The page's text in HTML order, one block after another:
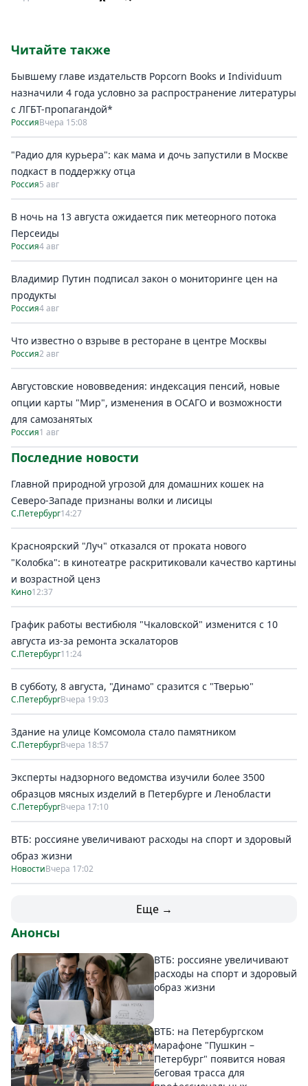
Читайте также
Бывшему главе издательств Popcorn Books и Individuum
назначили 4 года условно за распространение литературы
с ЛГБТ-пропагандой*
РоссияВчера 15:08
"Радио для курьера": как мама и дочь запустили в Москве
подкаст в поддержку отца
Россия5 авг
В ночь на 13 августа ожидается пик метеорного потока
Персеиды
Россия4 авг
Владимир Путин подписал закон о мониторинге цен на
продукты
Россия4 авг
Что известно о взрыве в ресторане в центре Москвы
Россия2 авг
Августовские нововведения: индексация пенсий, новые
опции карты "Мир", изменения в ОСАГО и возможности
для самозанятых
Россия1 авг
Последние новости
Главной природной угрозой для домашних кошек на
Северо-Западе признаны волки и лисицы
С.Петербург14:27
Красноярский "Луч" отказался от проката нового
"Колобка": в кинотеатре раскритиковали качество картины
и возрастной ценз
Кино12:37
График работы вестибюля "Чкаловской" изменится с 10
августа из-за ремонта эскалаторов
С.Петербург11:24
В субботу, 8 августа, "Динамо" сразится с "Тверью"
С.ПетербургВчера 19:03
Здание на улице Комсомола стало памятником
С.ПетербургВчера 18:57
Эксперты надзорного ведомства изучили более 3500
образцов мясных изделий в Петербурге и Ленобласти
С.ПетербургВчера 17:10
ВТБ: россияне увеличивают расходы на спорт и здоровый
образ жизни
НовостиВчера 17:02
Еще →
Анонсы
ВТБ: россияне увеличивают
расходы на спорт и здоровый
образ жизни
ВТБ: на Петербургском
марафоне "Пушкин –
Петербург" появится новая
беговая трасса для